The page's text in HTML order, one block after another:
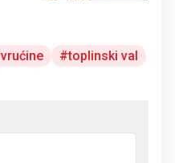
vrućine toplinski val